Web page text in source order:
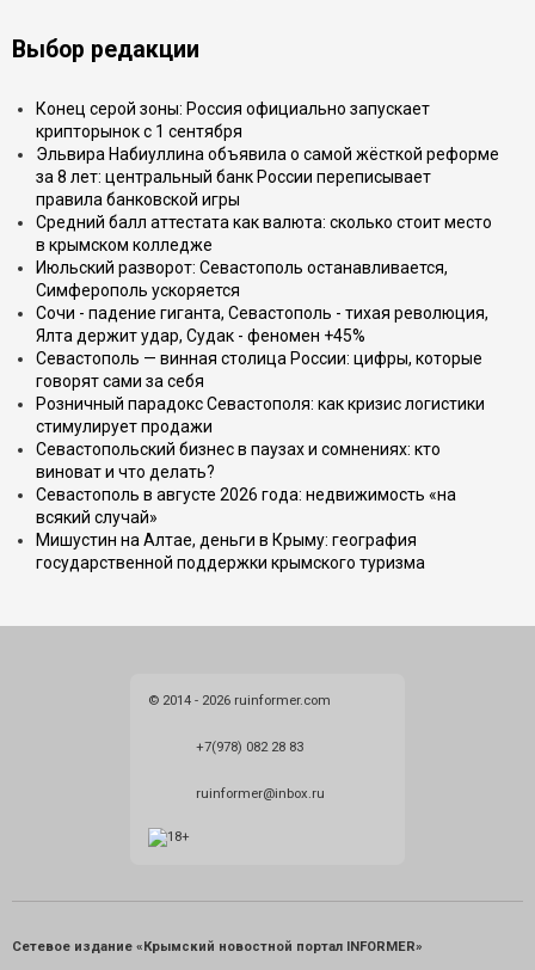
Выбор редакции
Конец серой зоны: Россия официально запускает
крипторынок с 1 сентября
Эльвира Набиуллина объявила о самой жёсткой реформе
за 8 лет: центральный банк России переписывает
правила банковской игры
Средний балл аттестата как валюта: сколько стоит место
в крымском колледже
Июльский разворот: Севастополь останавливается,
Симферополь ускоряется
Сочи - падение гиганта, Севастополь - тихая революция,
Ялта держит удар, Судак - феномен +45%
Севастополь — винная столица России: цифры, которые
говорят сами за себя
Розничный парадокс Севастополя: как кризис логистики
стимулирует продажи
Севастопольский бизнес в паузах и сомнениях: кто
виноват и что делать?
Севастополь в августе 2026 года: недвижимость «на
всякий случай»
Мишустин на Алтае, деньги в Крыму: география
государственной поддержки крымского туризма
© 2014 - 2026 ruinformer.com
+7(978) 082 28 83
ruinformer@inbox.ru
Сетевое издание «Крымский новостной портал INFORMER»